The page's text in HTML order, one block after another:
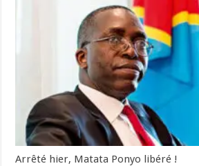
Arrêté hier, Matata Ponyo libéré !